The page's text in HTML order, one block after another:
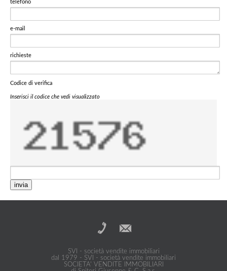
telefono
e-mail
richieste
Codice di verifica
Inserisci il codice che vedi visualizzato
invia
SVI - società vendite immobiliari
dal 1979 - SVI - società vendite immobiliari
SOCIETA' VENDITE IMMOBILIARI